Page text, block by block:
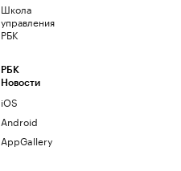
Школа
управления
РБК
РБК
Новости
iOS
Android
AppGallery